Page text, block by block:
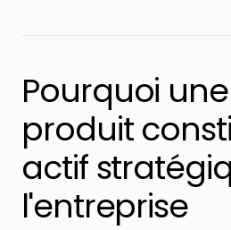
Pourquoi
produit
actif
l'entreprise